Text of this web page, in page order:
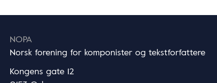
NOPA
Norsk forening for komponister og tekstforfattere
Kongens gate 12